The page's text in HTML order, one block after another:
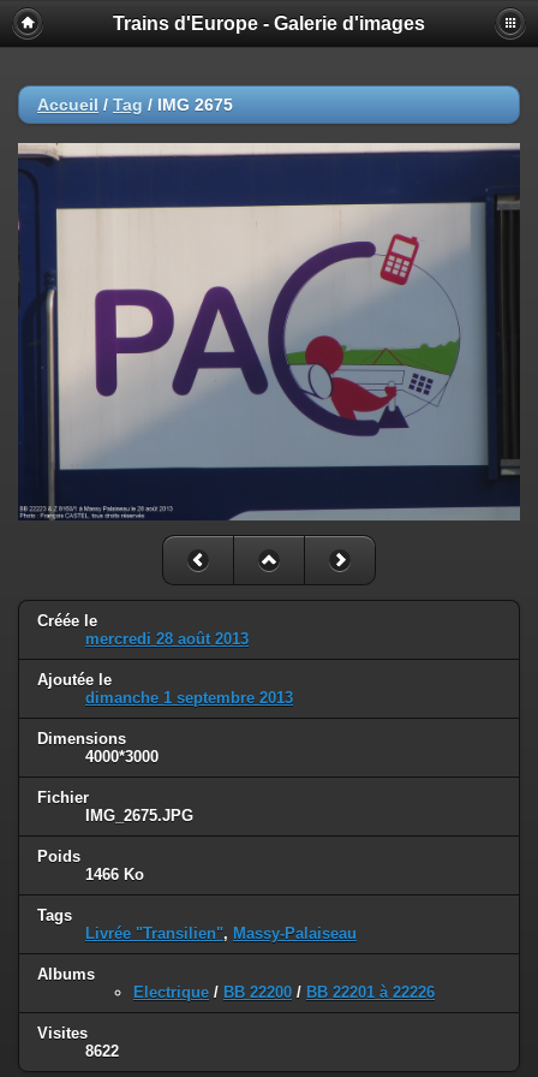
Trains d'Europe - Galerie d'images
Accueil / Tag / IMG 2675
Créée le
mercredi 28 août 2013
Ajoutée le
dimanche 1 septembre 2013
Dimensions
4000*3000
Fichier
IMG_2675.JPG
Poids
1466 Ko
Tags
Livrée "Transilien", Massy-Palaiseau
Albums
Electrique / BB 22200 / BB 22201 à 22226
Visites
8622